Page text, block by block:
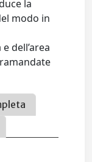
la
modo in
dell’area